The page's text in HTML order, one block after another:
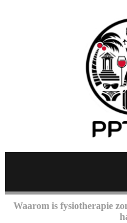
Waarom is fysiotherapie